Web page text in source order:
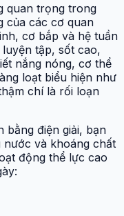
quan trọng trong
của các cơ quan
cơ bắp và hệ tuần
tập, sốt cao,
nắng nóng, cơ thể
loạt biểu hiện như
chí là rối loạn
điện giải, bạn
nước và khoáng chất
động thể lực cao